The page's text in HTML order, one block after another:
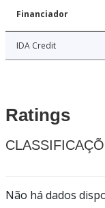
Financiador
IDA Credit
Ratings
Não há dados